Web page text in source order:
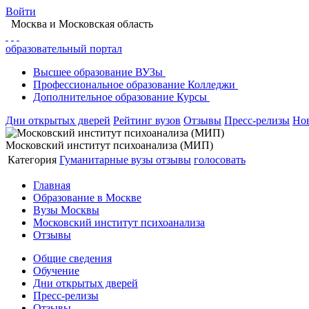
Войти
Москва и Московская область
образовательный портал
Высшее образование ВУЗы
Профессиональное образование Колледжи
Дополнительное образование Курсы
Дни открытых дверей Рейтинг вузов Отзывы Пресс-релизы
Московский институт психоанализа (МИП)
Категория Гуманитарные вузы отзывы голосовать
Главная
Образование в Москве
Вузы Москвы
Московский институт психоанализа
Отзывы
Общие сведения
Обучение
Дни открытых дверей
Пресс-релизы